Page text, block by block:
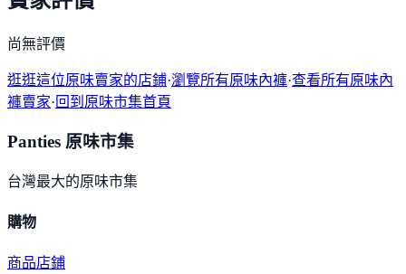
尚無評價
逛逛這位原味賣家的店鋪·瀏覽所有原味內褲·查看所有原味內
褲賣家·回到原味市集首頁
Panties 原味市集
台灣最大的原味市集
購物
商品店鋪